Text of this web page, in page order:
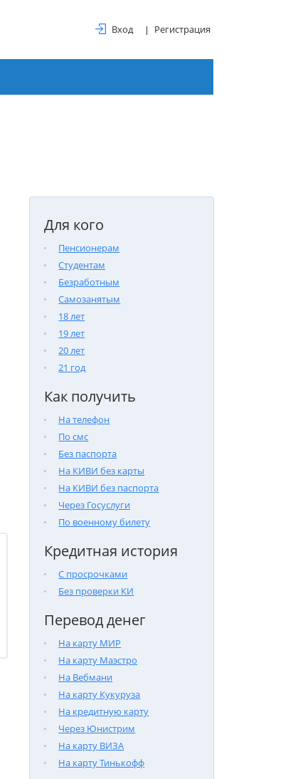
Вход Регистрация
Для кого
Пенсионерам
Студентам
Безработным
Самозанятым
18 лет
19 лет
20 лет
21 год
Как получить
На телефон
По смс
Без паспорта
На КИВИ без карты
На КИВИ без паспорта
Через Госуслуги
По военному билету
Кредитная история
С просрочками
Без проверки КИ
Перевод денег
На карту МИР
На карту Маэстро
На Вебмани
На карту Кукуруза
На кредитную карту
Через Юнистрим
На карту ВИЗА
На карту Тинькофф